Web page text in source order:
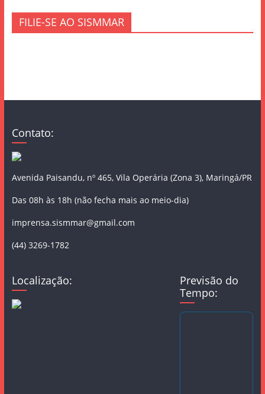
FILIE-SE AO SISMMAR
Contato:
Avenida Paisandu, nº 465, Vila Operária (Zona 3), Maringá/PR
Das 08h às 18h (não fecha mais ao meio-dia)
imprensa.sismmar@gmail.com
(44) 3269-1782
Localização:
Previsão do
Tempo: